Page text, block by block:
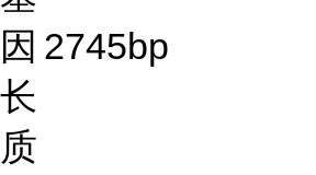
因
长
2745bp
质